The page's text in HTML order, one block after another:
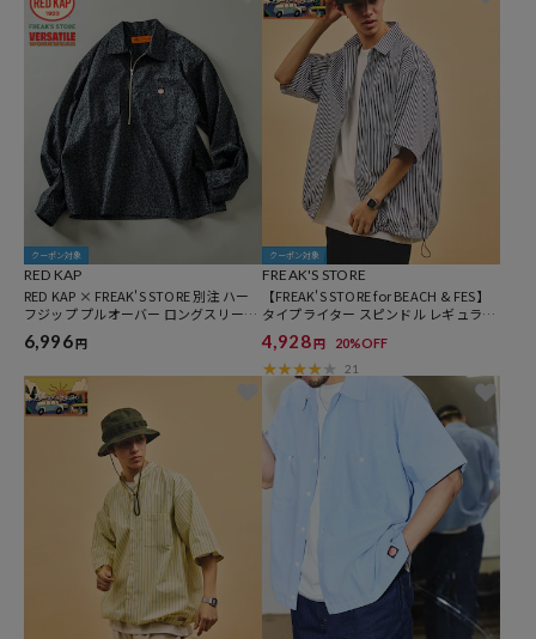
クーポン対象
RED KAP
RED KAP × FREAK'S STORE 別注 ハー
フジップ プルオーバー ロングスリーブ
シャツ
6,996円
クーポン対象
FREAK'S STORE
【FREAK'S STORE for BEACH & FES】
タイプライター スピンドル レギュラー
カラー ショートスリーブシャツ
4,928円 20%OFF
21